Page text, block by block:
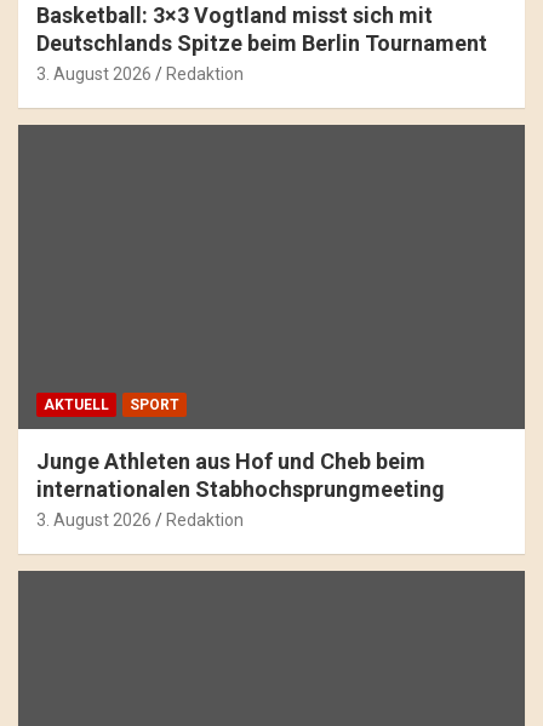
Basketball: 3×3 Vogtland misst sich mit
Deutschlands Spitze beim Berlin Tournament
3. August 2026 Redaktion
AKTUELL SPORT
Junge Athleten aus Hof und Cheb beim
internationalen Stabhochsprungmeeting
3. August 2026 Redaktion